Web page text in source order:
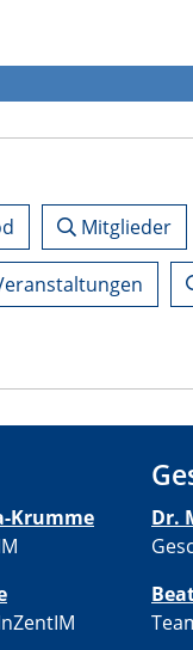
Mitglieder
Krumme
Dr.